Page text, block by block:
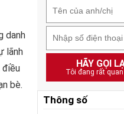
danh
lãnh
điều
bè.
HÃY GỌI
Tôi đang rất
Thông số